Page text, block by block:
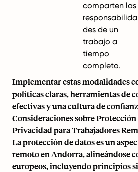
comparten las
responsabilida
des de un
trabajo a
tiempo
completo.
Implementar estas modalidades
políticas claras, herramientas de
efectivas y una cultura de
Consideraciones sobre Protección
Privacidad para Trabajadores
La protección de datos es un
remoto en Andorra, alineándose
europeos, incluyendo principios